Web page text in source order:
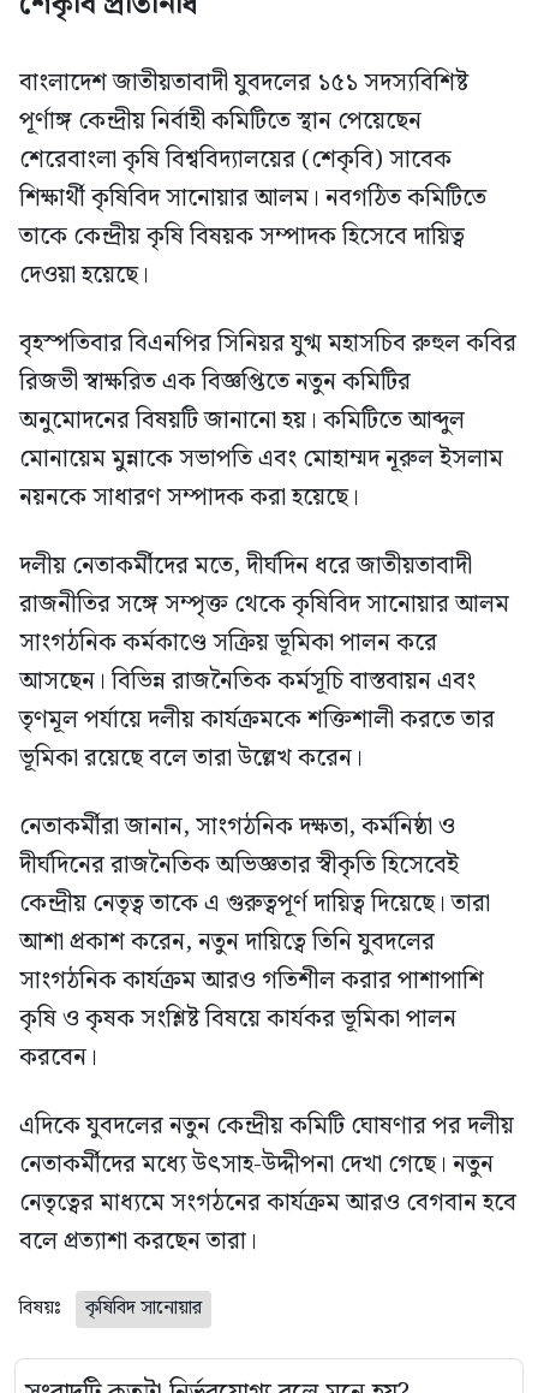
বাংলাদেশ জাতীয়তাবাদী যুবদলের ১৫১ সদস্যবিশিষ্ট
পূর্ণাঙ্গ কেন্দ্রীয় নির্বাহী কমিটিতে স্থান পেয়েছেন
শেরেবাংলা কৃষি বিশ্ববিদ্যালয়ের (শেকৃবি) সাবেক
শিক্ষার্থী কৃষিবিদ সানোয়ার আলম। নবগঠিত কমিটিতে
তাকে কেন্দ্রীয় কৃষি বিষয়ক সম্পাদক হিসেবে দায়িত্ব
দেওয়া হয়েছে।
বৃহস্পতিবার বিএনপির সিনিয়র যুগ্ম মহাসচিব রুহুল কবির
রিজভী স্বাক্ষরিত এক বিজ্ঞপ্তিতে নতুন কমিটির
অনুমোদনের বিষয়টি জানানো হয়। কমিটিতে আব্দুল
মোনায়েম মুন্নাকে সভাপতি এবং মোহাম্মদ নূরুল ইসলাম
নয়নকে সাধারণ সম্পাদক করা হয়েছে।
দলীয় নেতাকর্মীদের মতে, দীর্ঘদিন ধরে জাতীয়তাবাদী
রাজনীতির সঙ্গে সম্পৃক্ত থেকে কৃষিবিদ সানোয়ার আলম
সাংগঠনিক কর্মকাণ্ডে সক্রিয় ভূমিকা পালন করে
আসছেন। বিভিন্ন রাজনৈতিক কর্মসূচি বাস্তবায়ন এবং
তৃণমূল পর্যায়ে দলীয় কার্যক্রমকে শক্তিশালী করতে তার
ভূমিকা রয়েছে বলে তারা উল্লেখ করেন।
নেতাকর্মীরা জানান, সাংগঠনিক দক্ষতা, কর্মনিষ্ঠা ও
দীর্ঘদিনের রাজনৈতিক অভিজ্ঞতার স্বীকৃতি হিসেবেই
কেন্দ্রীয় নেতৃত্ব তাকে এ গুরুত্বপূর্ণ দায়িত্ব দিয়েছে। তারা
আশা প্রকাশ করেন, নতুন দায়িত্বে তিনি যুবদলের
সাংগঠনিক কার্যক্রম আরও গতিশীল করার পাশাপাশি
কৃষি ও কৃষক সংশ্লিষ্ট বিষয়ে কার্যকর ভূমিকা পালন
করবেন।
এদিকে যুবদলের নতুন কেন্দ্রীয় কমিটি ঘোষণার পর দলীয়
নেতাকর্মীদের মধ্যে উৎসাহ-উদ্দীপনা দেখা গেছে। নতুন
নেতৃত্বের মাধ্যমে সংগঠনের কার্যক্রম আরও বেগবান হবে
বলে প্রত্যাশা করছেন তারা।
বিষয়ঃ কৃষিবিদ সানোয়ার